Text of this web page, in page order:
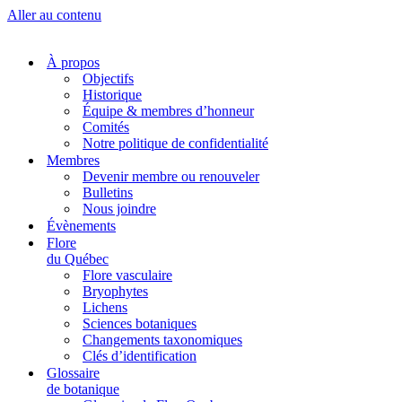
Aller au contenu
À propos
Objectifs
Historique
Équipe & membres d’honneur
Comités
Notre politique de confidentialité
Membres
Devenir membre ou renouveler
Bulletins
Nous joindre
Évènements
Flore
du Québec
Flore vasculaire
Bryophytes
Lichens
Sciences botaniques
Changements taxonomiques
Clés d’identification
Glossaire
de botanique